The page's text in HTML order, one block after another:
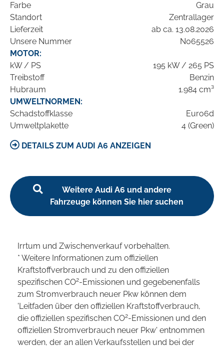
Farbe
Grau
Standort
Zentrallager
Lieferzeit
ab ca. 13.08.2026
Unsere Nummer
N065526
MOTOR:
kW / PS
195 kW / 265 PS
Treibstoff
Benzin
Hubraum
1.984 cm³
UMWELTNORMEN:
Schadstoffklasse
Euro6d
Umweltplakette
4 (Green)
DETAILS ZUM AUDI A6 ANZEIGEN
Weitere Audi A6 und andere
Fahrzeuge können Sie hier suchen
Irrtum und Zwischenverkauf vorbehalten.
* Weitere Informationen zum offiziellen
Kraftstoffverbrauch und zu den offiziellen
spezifischen CO2-Emissionen und gegebenenfalls
zum Stromverbrauch neuer Pkw können dem
'Leitfaden über den offiziellen Kraftstoffverbrauch,
die offiziellen spezifischen CO2-Emissionen und den
offiziellen Stromverbrauch neuer Pkw' entnommen
werden, der an allen Verkaufsstellen und bei der